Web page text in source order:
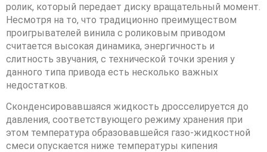
ролик, который передает диску вращательный момент.
Несмотря на то, что традиционно преимуществом
проигрывателей винила с роликовым приводом
считается высокая динамика, энергичность и
слитность звучания, с технической точки зрения у
данного типа привода есть несколько важных
недостатков.
Сконденсировавшаяся жидкость дросселируется до
давления, соответствующего режиму хранения при
этом температура образовавшейся газо-жидкостной
смеси опускается ниже температуры кипения